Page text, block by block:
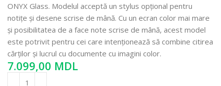
ONYX Glass. Modelul acceptă un stylus opțional pentru
notițe și desene scrise de mână. Cu un ecran color mai mare
și posibilitatea de a face note scrise de mână, acest model
este potrivit pentru cei care intenționează să combine citirea
cărților și lucrul cu documente cu imagini color.
MDL